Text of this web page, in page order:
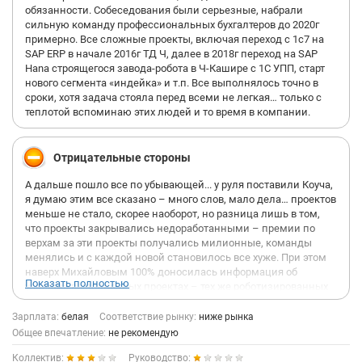
обязанности. Собеседования были серьезные, набрали
сильную команду профессиональных бухгалтеров до 2020г
примерно. Все сложные проекты, включая переход с 1с7 на
SAP ERP в начале 2016г ТД Ч, далее в 2018г переход на SAP
Hana строящегося завода-робота в Ч-Кашире с 1С УПП, старт
нового сегмента «индейка» и т.п. Все выполнялось точно в
сроки, хотя задача стояла перед всеми не легкая… только с
теплотой вспоминаю этих людей и то время в компании.
Отрицательные стороны
А дальше пошло все по убывающей... у руля поставили Коуча,
я думаю этим все сказано – много слов, мало дела… проектов
меньше не стало, скорее наоборот, но разница лишь в том,
что проекты закрывались недоработанными – премии по
верхам за эти проекты получались милионные, команды
менялись и с каждой новой становилось все хуже. При этом
наверх Михайловым 100% доносилась информация об
успешно выполненных проектах – тех же роботизированных
процессах, которые по факту не работают, а только
прибавляют работы бухгалтерам, но…премии получены,
проекты сданы, а дальше руководству не интересно! Оклады
обычным сотрудникам при этом индексировались на
копейки либо не индексировались вовсе.
Показать полностью
Зарплата: белая Соответствие рынку: ниже рынка
Общее впечатление: не рекомендую
Коллектив:
Руководство: